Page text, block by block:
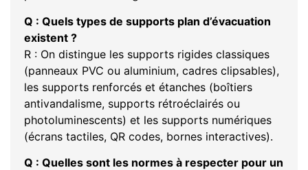
Q : Quels types de supports plan d’évacuation
existent ?
R : On distingue les supports rigides classiques
(panneaux PVC ou aluminium, cadres clipsables),
les supports renforcés et étanches (boîtiers
antivandalisme, supports rétroéclairés ou
photoluminescents) et les supports numériques
(écrans tactiles, QR codes, bornes interactives).
Q : Quelles sont les normes à respecter pour un